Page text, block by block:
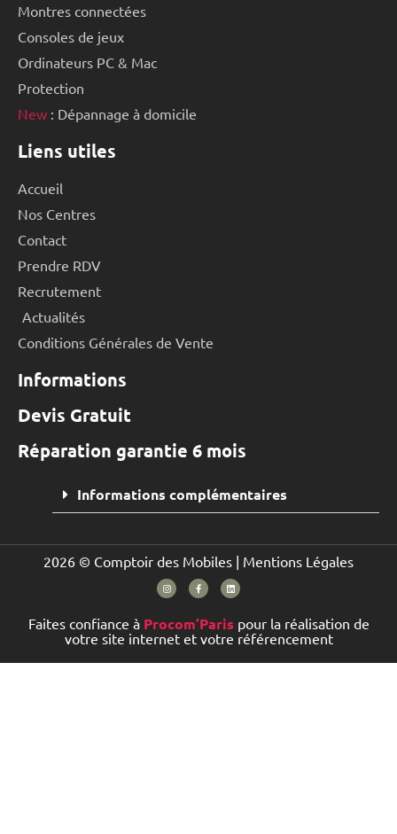
Montres connectées
Consoles de jeux
Ordinateurs PC & Mac
Protection
New : Dépannage à domicile
Liens utiles
Accueil
Nos Centres
Contact
Prendre RDV
Recrutement
Actualités
Conditions Générales de Vente
Informations
Devis Gratuit
Réparation garantie 6 mois
Informations complémentaires
2026 © Comptoir des Mobiles | Mentions Légales
Faites confiance à Procom’Paris pour la réalisation de
votre site internet et votre référencement